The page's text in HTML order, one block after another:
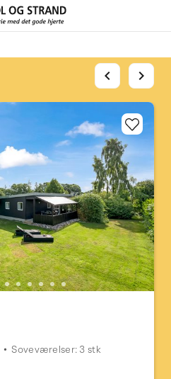
Soveværelser: 3 stk
chevron_left chevron_right